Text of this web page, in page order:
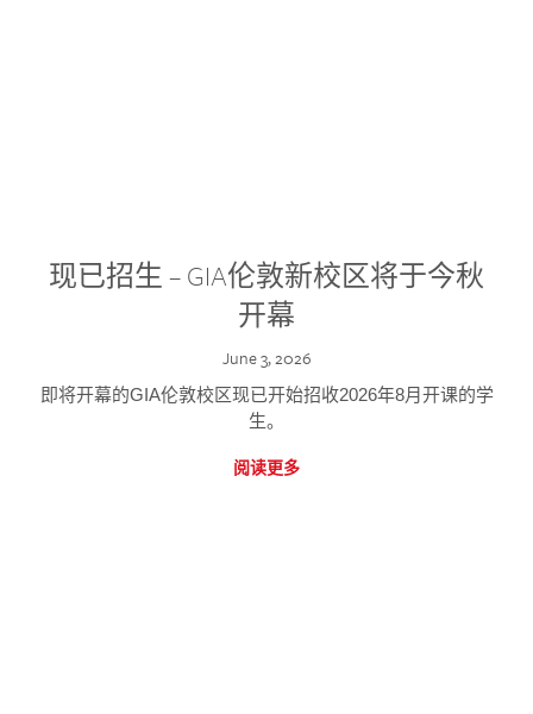
现已招生 – GIA伦敦新校区将于今秋
开幕
June 3, 2026
即将开幕的GIA伦敦校区现已开始招收2026年8月开课的学
生。
阅读更多